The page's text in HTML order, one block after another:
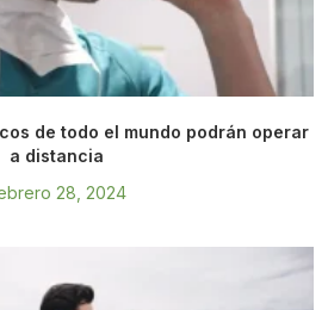
de todo el mundo podrán operar
a distancia
28, 2024